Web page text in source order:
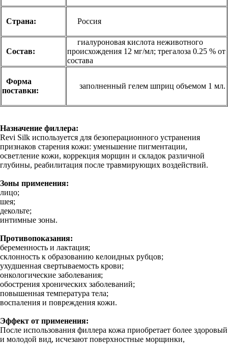
Страна: Россия
Состав:
гиалуроновая кислота неживотного
происхождения 12 мг/мл; трегалоза 0.25 % от
состава
Форма
поставки:
заполненный гелем шприц объемом 1 мл.
Назначение филлера:
Revi Silk используется для безоперационного устранения
признаков старения кожи: уменьшение пигментации,
осветление кожи, коррекция морщин и складок различной
глубины, реабилитация после травмирующих воздействий.
Зоны применения:
лицо;
шея;
декольте;
интимные зоны.
Противопоказания:
беременность и лактация;
склонность к образованию келоидных рубцов;
ухудшенная свертываемость крови;
онкологические заболевания;
обострения хронических заболеваний;
повышенная температура тела;
воспаления и повреждения кожи.
Эффект от применения:
После использования филлера кожа приобретает более здоровый
и молодой вид, исчезают поверхностные морщинки,